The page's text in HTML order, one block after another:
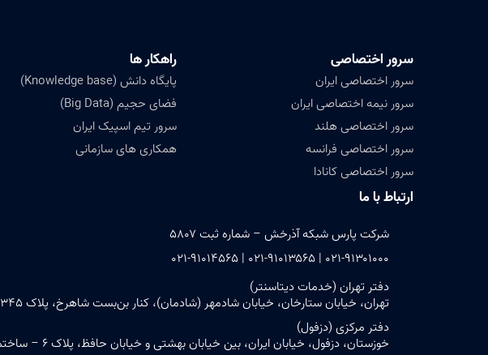
سرور اختصاصی
سرور اختصاصی ایران
سرور نیمه اختصاصی ایران
سرور اختصاصی هلند
سرور اختصاصی فرانسه
سرور اختصاصی کانادا
راهکار ها
پایگاه دانش (Knowledge base)
فضای حجیم (Big Data)
سرور تیم اسپیک ایران
همکاری های سازمانی
ارتباط با ما
شرکت پارس شبکه آذرخش – شماره ثبت ۵۸۰۷
۰۲۱-۹۱۳۰۱۰۰۰ | ۰۲۱-۹۱۰۱۳۵۶۵ | ۰۲۱-۹۱۰۱۴۵۶۵
دفتر تهران (خدمات دیتاسنتر)
تهران، خیابان ستارخان، خیابان شادمهر (شادمان)، کنار بن‌بست شاهرخ، پلاک ۳۴۵، واحد ۱
دفتر مرکزی (دزفول)
خوزستان، دزفول، خیابان ایران، بین خیابان بهشتی و خیابان حافظ، پلاک ۶ – ساختمان مرکزی شرکت پارس شبکه آذرخش